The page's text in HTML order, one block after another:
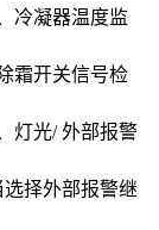
冷凝器温度监
霜开关信号检
灯光/ 外部报警
择外部报警继